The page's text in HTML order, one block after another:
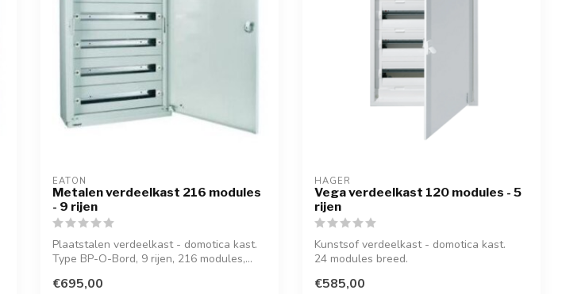
EATON
Metalen verdeelkast 216 modules
- 9 rijen
Plaatstalen verdeelkast - domotica kast.
Type BP-O-Bord, 9 rijen, 216 modules,...
€695,00
HAGER
Vega verdeelkast 120 modules - 5
rijen
Kunstsof verdeelkast - domotica kast.
24 modules breed.
€585,00